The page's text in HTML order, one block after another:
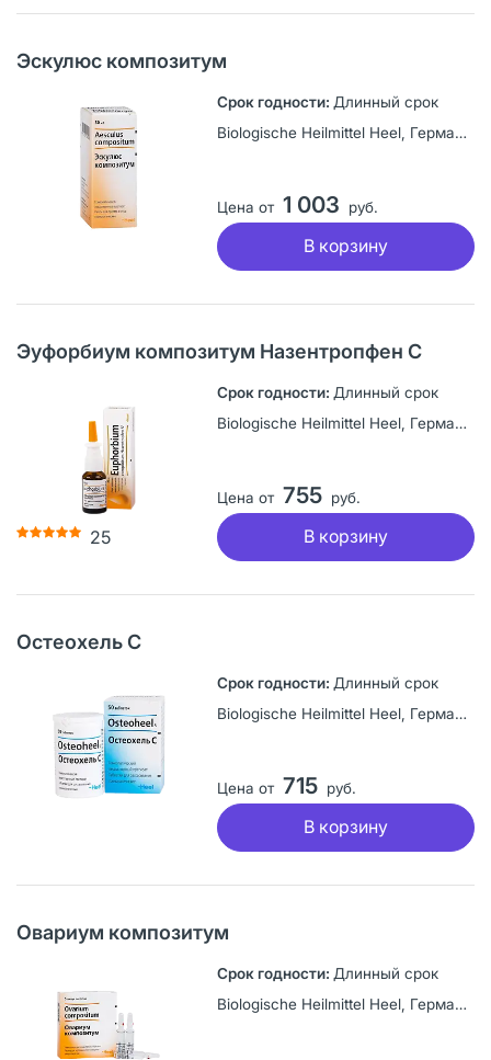
Эскулюс композитум
Длинный срок
Biologische Heilmittel Heel, Германия
Цена от 1 003 руб.
В корзину
Эуфорбиум композитум Назентропфен С
25
Длинный срок
Biologische Heilmittel Heel, Германия
Цена от 755 руб.
В корзину
Остеохель С
Длинный срок
Biologische Heilmittel Heel, Германия
Цена от 715 руб.
В корзину
Овариум композитум
Длинный срок
Biologische Heilmittel Heel, Германия